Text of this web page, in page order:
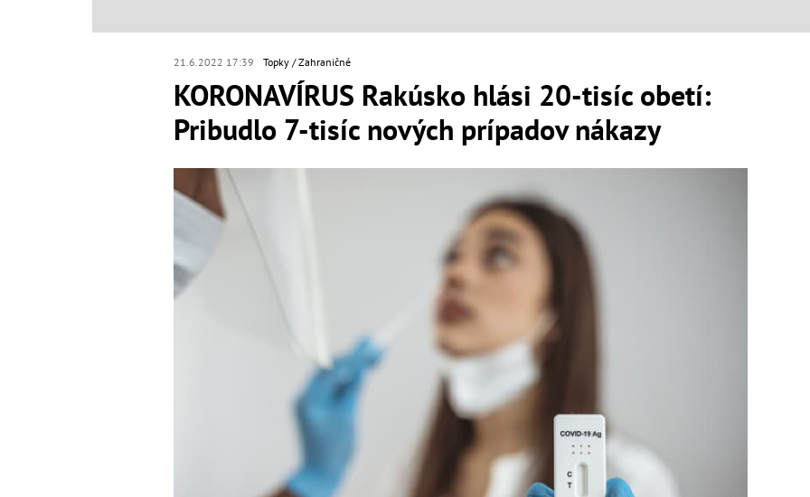
21.6.2022 17:39 Topky Zahraničné
KORONAVÍRUS Rakúsko hlási 20-tisíc obetí:
Pribudlo 7-tisíc nových prípadov nákazy